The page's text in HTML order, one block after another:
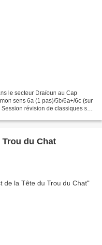
le secteur Draïoun au Cap
sens 6a (1 pas)/5b/6a+/6c (sur
révision de classiques sur
Trou du Chat